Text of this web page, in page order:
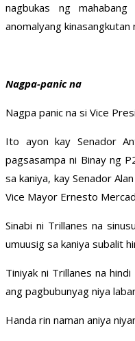
nagbukas ng
anomalyang kinasangkutan
Nagpa-panic na
Nagpa panic na si Vice
Ito ayon kay Senador
pagsasampa ni Binay ng
sa kaniya, kay Senador
Vice Mayor Ernesto
Sinabi ni Trillanes na
umuusig sa kaniya subalit
Tiniyak ni Trillanes na
ang pagbubunyag niya
Handa rin naman aniya